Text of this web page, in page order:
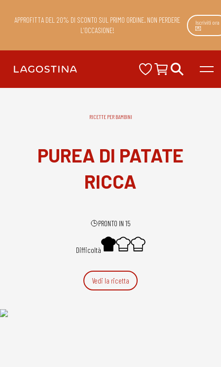
APPROFITTA DEL 20% DI SCONTO SUL PRIMO ORDINE. NON PERDERE
L’OCCASIONE!
Iscriviti ora
💌
RICETTE PER BAMBINI
PUREA DI PATATE
RICCA
PRONTO IN 15
Difficoltà
Vedi la ricetta